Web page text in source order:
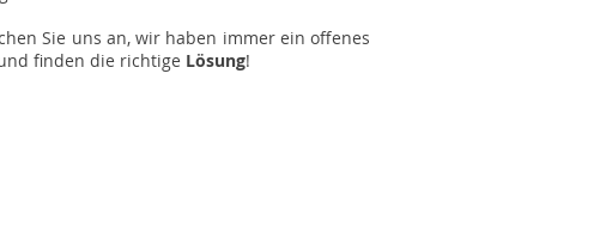
Sie uns an, wir haben immer ein offenes
finden die richtige Lösung!